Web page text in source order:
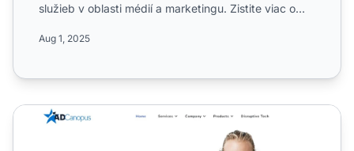
služieb v oblasti médií a marketingu. Zistite viac o
Aug 1, 2025
Partnerský program Adcanopus